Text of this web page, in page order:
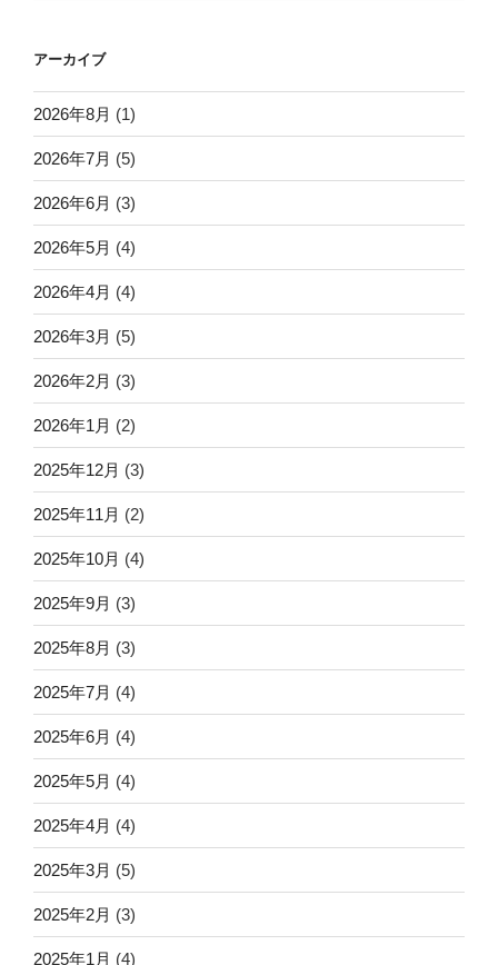
アーカイブ
2026年8月 (1)
2026年7月 (5)
2026年6月 (3)
2026年5月 (4)
2026年4月 (4)
2026年3月 (5)
2026年2月 (3)
2026年1月 (2)
2025年12月 (3)
2025年11月 (2)
2025年10月 (4)
2025年9月 (3)
2025年8月 (3)
2025年7月 (4)
2025年6月 (4)
2025年5月 (4)
2025年4月 (4)
2025年3月 (5)
2025年2月 (3)
2025年1月 (4)